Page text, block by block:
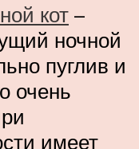
кот –
ночной
пуглив и
очень
имеет